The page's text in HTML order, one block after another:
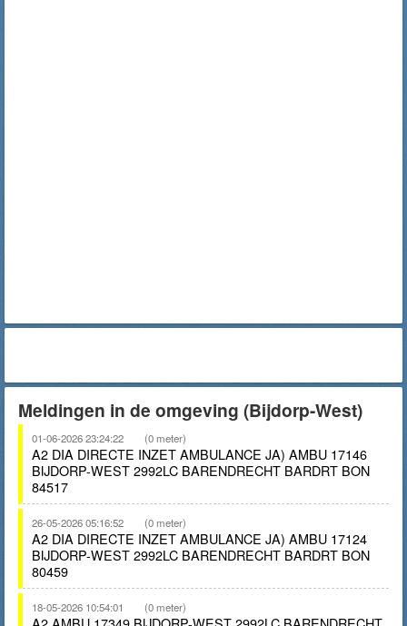
Meldingen in de omgeving (Bijdorp-West)
01-06-2026 23:24:22 (0 meter)
A2 DIA DIRECTE INZET AMBULANCE JA) AMBU 17146
BIJDORP-WEST 2992LC BARENDRECHT BARDRT BON
84517
26-05-2026 05:16:52 (0 meter)
A2 DIA DIRECTE INZET AMBULANCE JA) AMBU 17124
BIJDORP-WEST 2992LC BARENDRECHT BARDRT BON
80459
18-05-2026 10:54:01 (0 meter)